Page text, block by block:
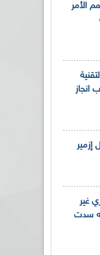
الأمر
انجاز
إزمير
غير
سدت